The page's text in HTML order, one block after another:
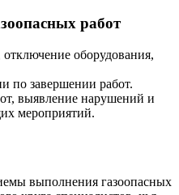
работ
оборудования,
по завершении работ.
выявление нарушений и
мероприятий.
выполнения газоопасных